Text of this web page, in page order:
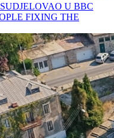
U BBC
FIXING THE